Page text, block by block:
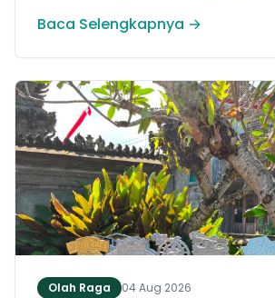
Mustika Rasa—buku kumpulan resep
Indonesia, Ir. Soekarno. Melalui
historis tersebut, para peserta
menghidangkan berbagai kreasi
lokal yang tidak hanya lezat tetapi
beragam, aman dan seimbang.
Baca Selengkapnya →
Olah Raga 04 Aug 2026